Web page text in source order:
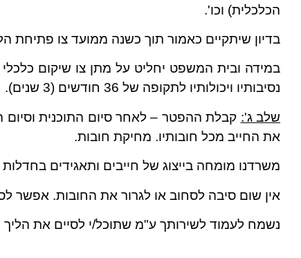
הכלכלית) וכו'.
בדיון שיתקיים כאמור תוך כשנה ממועד צו פתיחת
במידה ובית המשפט יחליט על מתן צו שיקום
נסיבותיו ויכולותיו לתקופה של 36 חודשים (3 שנים).
שלב ג': קבלת ההפטר – לאחר סיום התוכנית וסיום
את החייב מכל חובותיו. מחיקת חובות.
משרדנו מומחה בייצוג של חייבים ותאגידים בחדלות
אין שום סיבה לסחוב או לגרור את החובות. אפשר
נשמח לעמוד לשירותך ע"מ שתוכל/י לסיים את